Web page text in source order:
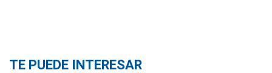
TE PUEDE INTERESAR